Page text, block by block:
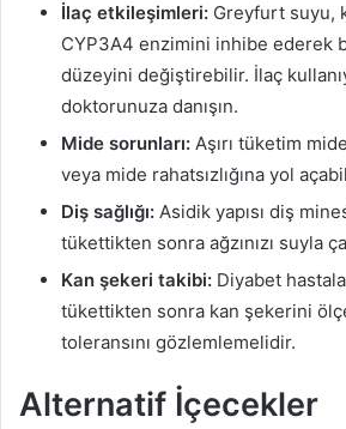
İlaç etkileşimleri: Greyfurt suyu,
CYP3A4 enzimini inhibe ederek
düzeyini değiştirebilir. İlaç
doktorunuza danışın.
Mide sorunları: Aşırı tüketim
veya mide rahatsızlığına yol
Diş sağlığı: Asidik yapısı diş
tükettikten sonra ağzınızı suyla
Kan şekeri takibi: Diyabet
tükettikten sonra kan şekerini
toleransını gözlemlemelidir.
Alternatif İçecekler